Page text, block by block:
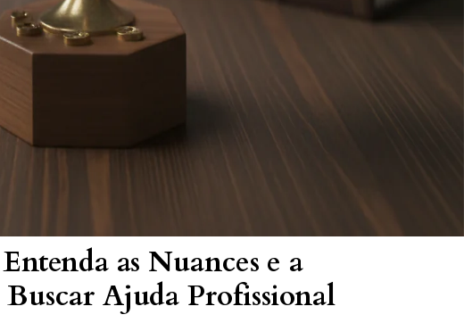
as Nuances e a
Ajuda Profissional